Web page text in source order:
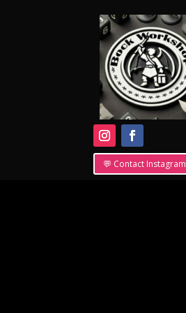
💬 Contact Instagram